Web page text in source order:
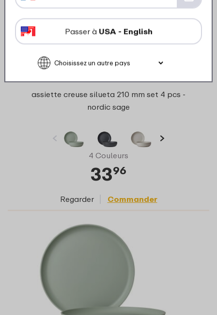
assiette creuse silueta 210 mm set 4 pcs -
nordic sage
4 Couleurs
3396
Regarder Commander
Passer à USA - English